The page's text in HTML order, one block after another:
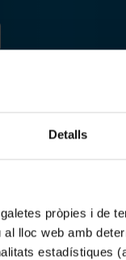
Detalls
pròpies i de
lloc web amb
estadístiques